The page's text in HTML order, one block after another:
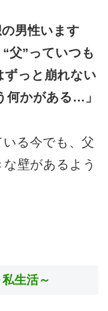
男性います
父”っていつも
っと崩れない
何かがある…」
る今でも、父
壁があるよう
生活～